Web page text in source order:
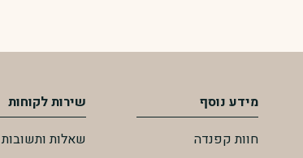
מידע נוסף
חוות קפנדה
שירות לקוחות
שאלות ותשובות